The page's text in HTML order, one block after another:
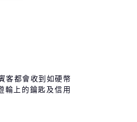
客都會收到如硬幣
輪上的鑰匙及信用